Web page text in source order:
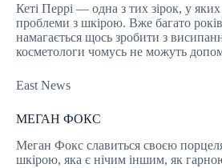
Кеті Перрі — одна з тих зірок, у яких
проблеми з шкірою. Вже багато років
намагається щось зробити з
косметологи чомусь не можуть
East News
МЕГАН ФОКС
Меган Фокс славиться своєю
шкірою, яка є нічим іншим, як